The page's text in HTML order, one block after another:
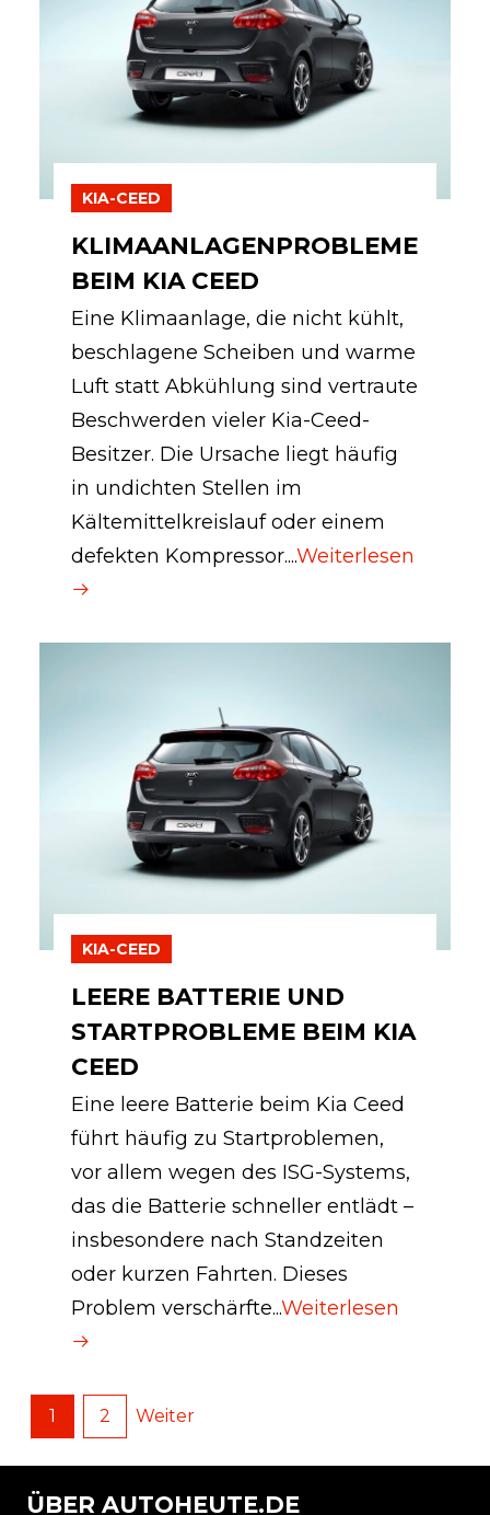
KIA-CEED
KLIMAANLAGENPROBLEME
BEIM KIA CEED
Eine Klimaanlage, die nicht kühlt,
beschlagene Scheiben und warme
Luft statt Abkühlung sind vertraute
Beschwerden vieler Kia-Ceed-
Besitzer. Die Ursache liegt häufig
in undichten Stellen im
Kältemittelkreislauf oder einem
defekten Kompressor....Weiterlesen
KIA-CEED
LEERE BATTERIE UND
STARTPROBLEME BEIM KIA
CEED
Eine leere Batterie beim Kia Ceed
führt häufig zu Startproblemen,
vor allem wegen des ISG-Systems,
das die Batterie schneller entlädt –
insbesondere nach Standzeiten
oder kurzen Fahrten. Dieses
Problem verschärfte...Weiterlesen
1 2 Weiter
ÜBER AUTOHEUTE.DE